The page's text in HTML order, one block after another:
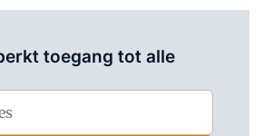
toegang tot alle